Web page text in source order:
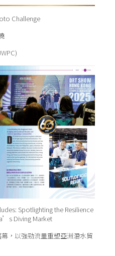
Challenge
Spotlighting the Resilience
Diving Market
，以強勁流量重塑亞洲潛水貿